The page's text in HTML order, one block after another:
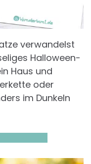
verwandelst
Halloween-
Haus und
oder
im Dunkeln